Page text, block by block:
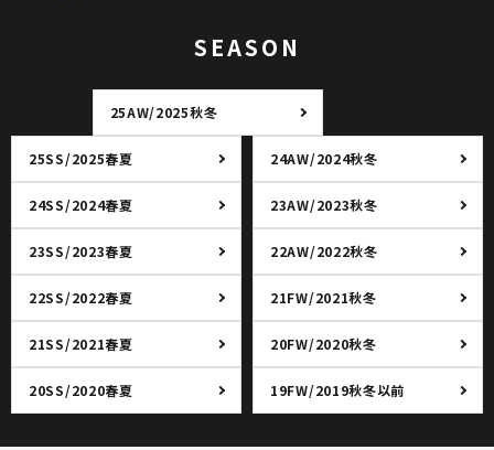
SEASON
25AW/2025秋冬
25SS/2025春夏 24AW/2024秋冬
24SS/2024春夏 23AW/2023秋冬
23SS/2023春夏 22AW/2022秋冬
22SS/2022春夏 21FW/2021秋冬
21SS/2021春夏 20FW/2020秋冬
20SS/2020春夏 19FW/2019秋冬以前